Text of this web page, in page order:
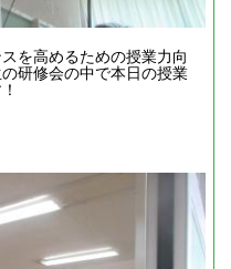
を高めるための授業力向
研修会の中で本日の授業